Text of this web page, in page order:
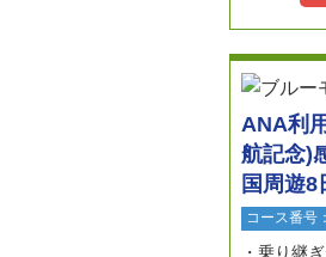
ANA利
航記念)
国周遊8
コース番号
乗り継